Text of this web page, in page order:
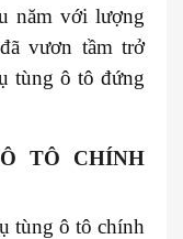
năm với lượng
vươn tầm trở
tùng ô tô đứng
TÔ CHÍNH
tùng ô tô chính